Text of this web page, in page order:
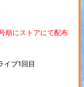
順にストアにて配布
ブ1回目